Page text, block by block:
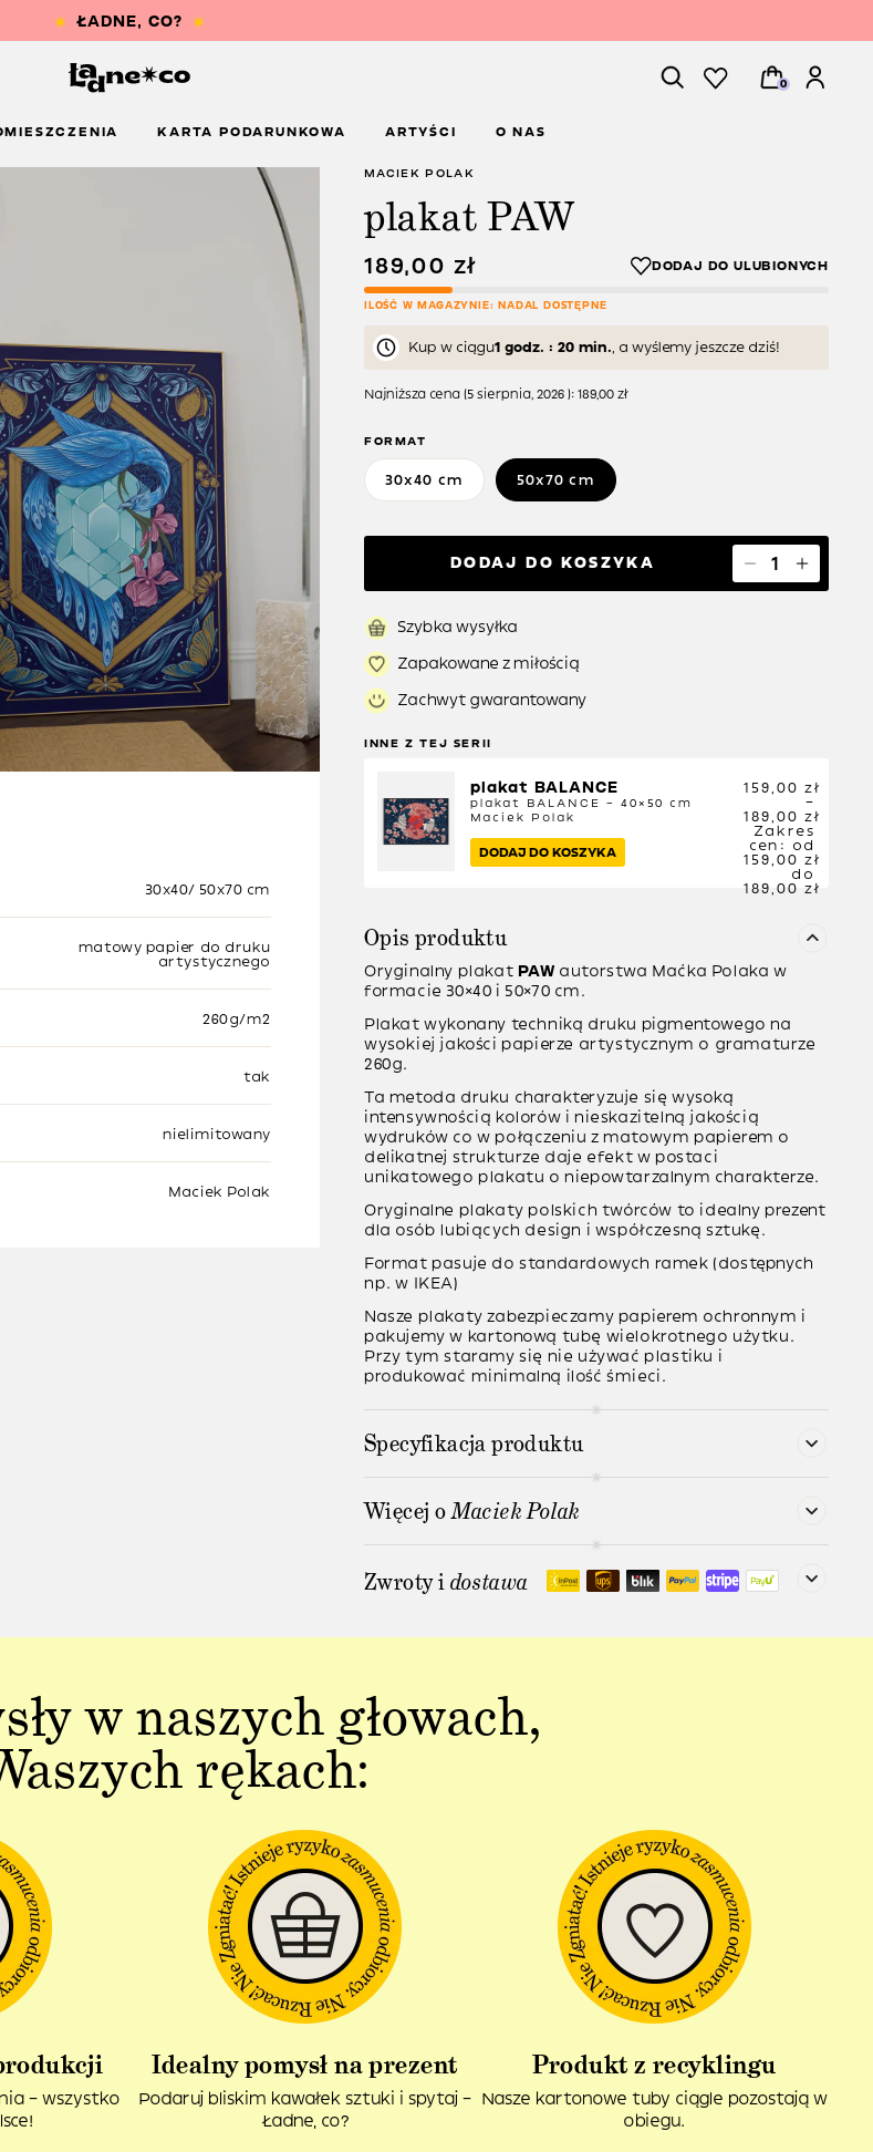
ŁADNE, CO?
0
KARTA PODARUNKOWA ARTYŚCI O NAS
30x40/ 50x70 cm
matowy papier do druku
artystycznego
260g/m2
tak
nielimitowany
Maciek Polak
MACIEK POLAK
plakat PAW
189,00 zł
ILOŚĆ W MAGAZYNIE: NADAL DOSTĘPNE
Kup w ciągu1 godz. : 20 min. , a wyślemy jeszcze dziś!
Najniższa cena (5 sierpnia, 2026 ): 189,00 zł
FORMAT
30x40 cm 50x70 cm
DODAJ DO KOSZYKA
Szybka wysyłka
Zapakowane z miłością
Zachwyt gwarantowany
INNE Z TEJ SERII
plakat BALANCE
plakat BALANCE – 40×50 cm
Maciek Polak
159,00 zł
–
189,00 zł
Zakres
cen: od
159,00 zł
do
189,00 zł
DODAJ DO KOSZYKA
Opis produktu
Oryginalny plakat PAW autorstwa Maćka Polaka w
formacie 30×40 i 50×70 cm.
Plakat wykonany techniką druku pigmentowegona
wysokiej jakości papierze artystycznym o gramaturze
260g.
Ta metoda druku charakteryzuje się wysoką
intensywnością kolorów i nieskazitelną jakością
wydruków co w połączeniu z matowym papierem o
delikatnej strukturze daje efekt w postaci
unikatowego plakatu o niepowtarzalnym charakterze.
Oryginalne plakaty polskich twórców to idealny prezent
dla osób lubiących design i współczesną sztukę.
Format pasuje do standardowych ramek (dostępnych
np. w IKEA)
Nasze plakaty zabezpieczamy papierem ochronnym i
pakujemy w kartonową tubę wielokrotnego użytku.
Przy tym staramy się nie używać plastiku i
produkować minimalną ilość śmieci.
Specyfikacja produktu
Więcej oMaciek Polak
Zwroty idostawa
w naszych głowach,
rękach:
– wszystko
Idealny pomysł na prezent
Podaruj bliskim kawałek sztuki i spytaj –
Ładne, co?
Produkt z recyklingu
Nasze kartonowe tuby ciągle pozostają w
obiegu.